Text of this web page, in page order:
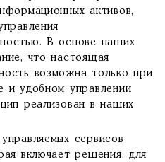
активов,
В основе наших
что настоящая
возможна только при
и удобном управлении
реализован в наших
сервисов
включает решения: для